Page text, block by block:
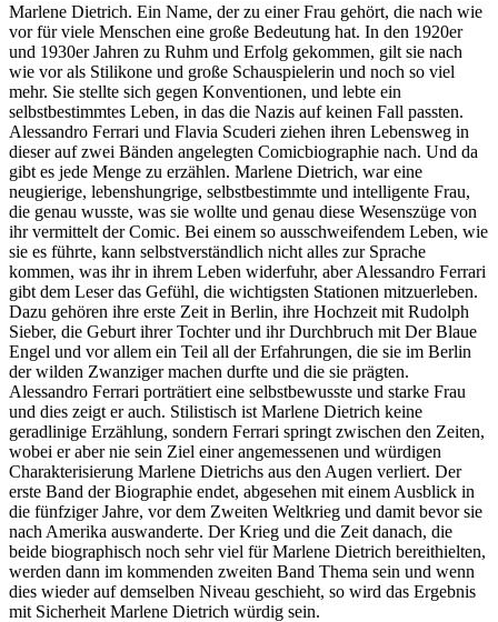
Marlene Dietrich. Ein Name, der zu einer Frau gehört, die nach wie
vor für viele Menschen eine große Bedeutung hat. In den 1920er
und 1930er Jahren zu Ruhm und Erfolg gekommen, gilt sie nach
wie vor als Stilikone und große Schauspielerin und noch so viel
mehr. Sie stellte sich gegen Konventionen, und lebte ein
selbstbestimmtes Leben, in das die Nazis auf keinen Fall passten.
Alessandro Ferrari und Flavia Scuderi ziehen ihren Lebensweg in
dieser auf zwei Bänden angelegten Comicbiographie nach. Und da
gibt es jede Menge zu erzählen. Marlene Dietrich, war eine
neugierige, lebenshungrige, selbstbestimmte und intelligente Frau,
die genau wusste, was sie wollte und genau diese Wesenszüge von
ihr vermittelt der Comic. Bei einem so ausschweifendem Leben, wie
sie es führte, kann selbstverständlich nicht alles zur Sprache
kommen, was ihr in ihrem Leben widerfuhr, aber Alessandro Ferrari
gibt dem Leser das Gefühl, die wichtigsten Stationen mitzuerleben.
Dazu gehören ihre erste Zeit in Berlin, ihre Hochzeit mit Rudolph
Sieber, die Geburt ihrer Tochter und ihr Durchbruch mit Der Blaue
Engel und vor allem ein Teil all der Erfahrungen, die sie im Berlin
der wilden Zwanziger machen durfte und die sie prägten.
Alessandro Ferrari porträtiert eine selbstbewusste und starke Frau
und dies zeigt er auch. Stilistisch ist Marlene Dietrich keine
geradlinige Erzählung, sondern Ferrari springt zwischen den Zeiten,
wobei er aber nie sein Ziel einer angemessenen und würdigen
Charakterisierung Marlene Dietrichs aus den Augen verliert. Der
erste Band der Biographie endet, abgesehen mit einem Ausblick in
die fünfziger Jahre, vor dem Zweiten Weltkrieg und damit bevor sie
nach Amerika auswanderte. Der Krieg und die Zeit danach, die
beide biographisch noch sehr viel für Marlene Dietrich bereithielten,
werden dann im kommenden zweiten Band Thema sein und wenn
dies wieder auf demselben Niveau geschieht, so wird das Ergebnis
mit Sicherheit Marlene Dietrich würdig sein.